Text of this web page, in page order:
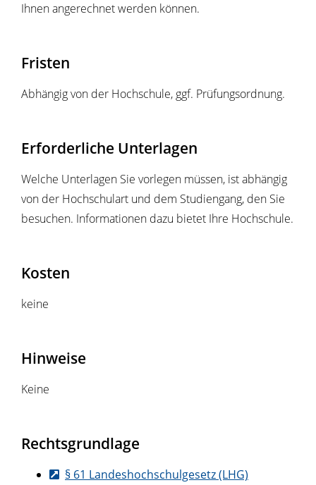
Ihnen angerechnet werden können.
Fristen
Abhängig von der Hochschule, ggf. Prüfungsordnung.
Erforderliche Unterlagen
Welche Unterlagen Sie vorlegen müssen, ist abhängig
von der Hochschulart und dem Studiengang, den Sie
besuchen. Informationen dazu bietet Ihre Hochschule.
Kosten
keine
Hinweise
Keine
Rechtsgrundlage
§ 61 Landeshochschulgesetz (LHG)